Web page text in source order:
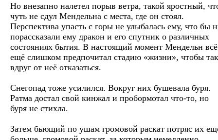
Но внезапно налетел порыв ветра, такой яростный,
чуть не сдул Мендельна с места, где он стоял.
Перспектива упасть с горы не улыбалась ему, что бы
порассказали ему дракон и его спутник о различных
состояниях бытия. В настоящий момент Мендельн всё
ещё слишком предпочитал стадию «жизни», чтобы так
вдруг от неё отказаться.
Снегопад тоже усилился. Вокруг них бушевала буря.
Ратма достал свой кинжал и пробормотал что-то, но
буря не стихла.
Затем бьющий по ушам громовой раскат потряс их